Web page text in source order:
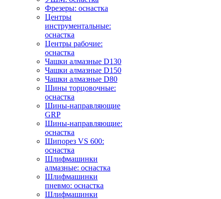
Фрезеры: оснастка
Центры
инструментальные:
оснастка
Центры рабочие:
оснастка
Чашки алмазные D130
Чашки алмазные D150
Чашки алмазные D80
Шины торцовочные:
оснастка
Шины-направляющие
GRP
Шины-направляющие:
оснастка
Шипорез VS 600:
оснастка
Шлифмашинки
алмазные: оснастка
Шлифмашинки
пневмо: оснастка
Шлифмашинки